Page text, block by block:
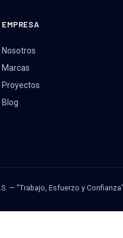
EMPRESA
Nosotros
Marcas
Proyectos
Blog
— "Trabajo, Esfuerzo y Confianza"